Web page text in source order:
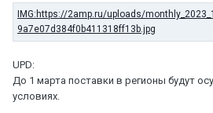
UPD:
До 1 марта поставки в регионы будут
условиях.